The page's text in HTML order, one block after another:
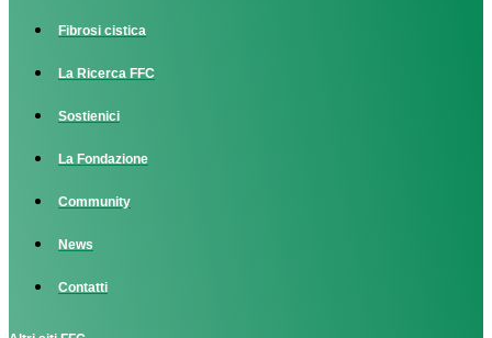
Fibrosi cistica
La Ricerca FFC
Sostienici
La Fondazione
Community
News
Contatti